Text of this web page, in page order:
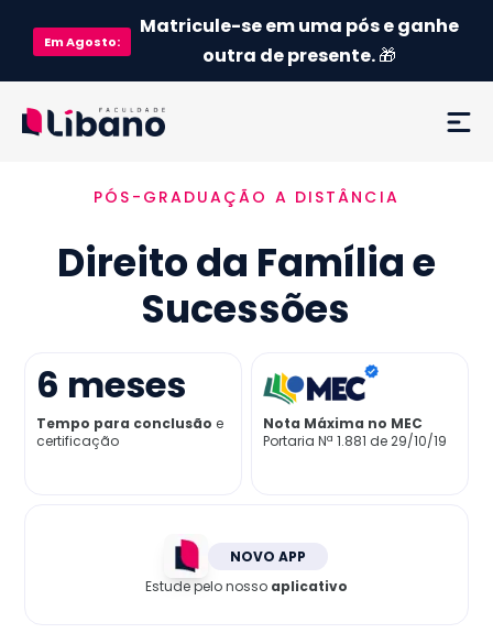
EmAgosto:
Matricule-se em uma pós e ganhe
outra de presente.🎁
Ementa
Como funciona
Credenciamento MEC
Preço
Já sou aluno
PÓS-GRADUAÇÃO A DISTÂNCIA
Direito da Família e
Sucessões
6 meses
Tempo para conclusão e
certificação
Nota Máxima no MEC
Portaria Nª 1.881 de 29/10/19
NOVO APP
Estude pelo nosso aplicativo